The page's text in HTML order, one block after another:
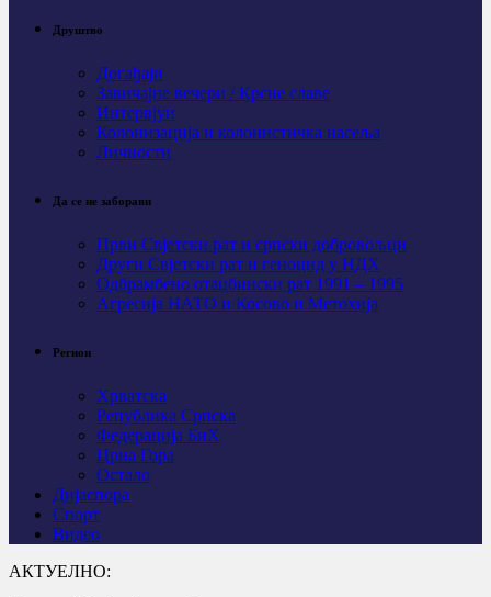
Друштво
Догађаји
Завичајне вечери / Крсне славе
Интервјуи
Колонизација и колонистичка насеља
Личности
Да се не заборави
Први Свјeтски рат и српски добровољци
Други Свјетски рат и геноцид у НДХ
Одбрамбено отаџбински рат 1991 – 1995
Агресија НАТО и Косово и Метохија
Регион
Хрватска
Република Српска
Федерација БиХ
Црна Гора
Остало
Дијаспора
Спорт
Видео
АКТУЕЛНО: